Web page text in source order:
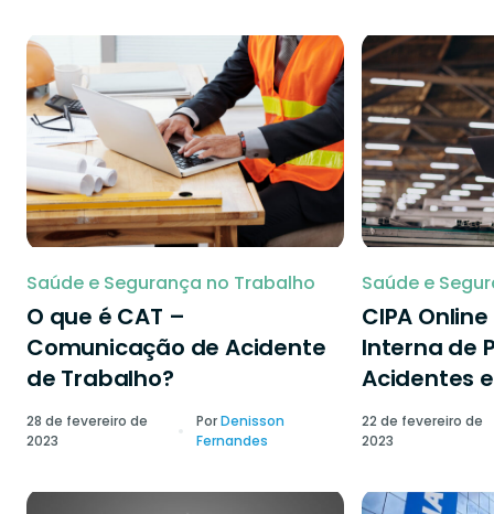
Saúde e Segurança no Trabalho
O que é CAT –
Comunicação de Acidente
de Trabalho?
28 de fevereiro de
2023
PorDenisson
Fernandes
Saúde e
CIPA
Interna de
Acidentes
22 de fevereiro de
2023